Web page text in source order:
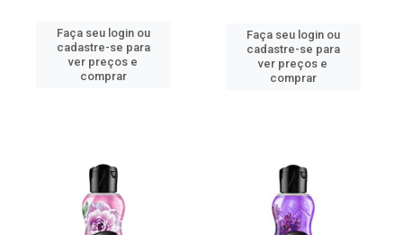
Faça seu login ou
cadastre-se para
ver preços e
comprar
Faça seu login ou
cadastre-se para
ver preços e
comprar